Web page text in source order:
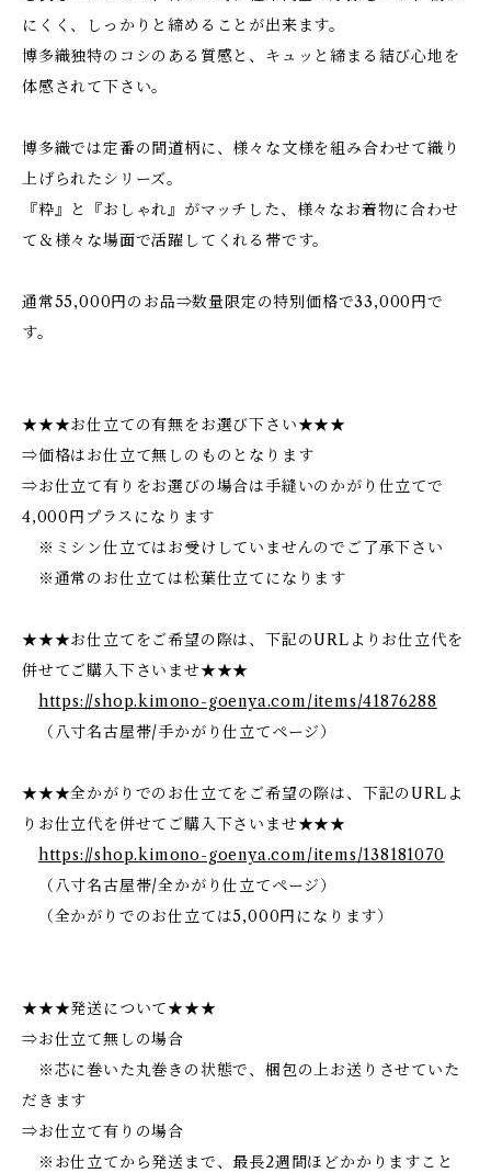
にくく、しっかりと締めることが出来ます。
博多織独特のコシのある質感と、キュッと締まる結び心地を
体感されて下さい。
博多織では定番の間道柄に、様々な文様を組み合わせて織り
上げられたシリーズ。
『粋』と『おしゃれ』がマッチした、様々なお着物に合わせ
て＆様々な場面で活躍してくれる帯です。
通常55,000円のお品⇒数量限定の特別価格で33,000円で
す。
★★★お仕立ての有無をお選び下さい★★★
⇒価格はお仕立て無しのものとなります
⇒お仕立て有りをお選びの場合は手縫いのかがり仕立てで
4,000円プラスになります
※ミシン仕立てはお受けしていませんのでご了承下さい
※通常のお仕立ては松葉仕立てになります
★★★お仕立てをご希望の際は、下記のURLよりお仕立代を
併せてご購入下さいませ★★★
https://shop.kimono-goenya.com/items/41876288
（八寸名古屋帯/手かがり仕立てページ）
★★★全かがりでのお仕立てをご希望の際は、下記のURLよ
りお仕立代を併せてご購入下さいませ★★★
https://shop.kimono-goenya.com/items/138181070
（八寸名古屋帯/全かがり仕立てページ）
（全かがりでのお仕立ては5,000円になります）
★★★発送について★★★
⇒お仕立て無しの場合
※芯に巻いた丸巻きの状態で、梱包の上お送りさせていた
だきます
⇒お仕立て有りの場合
※お仕立てから発送まで、最長2週間ほどかかりますこと